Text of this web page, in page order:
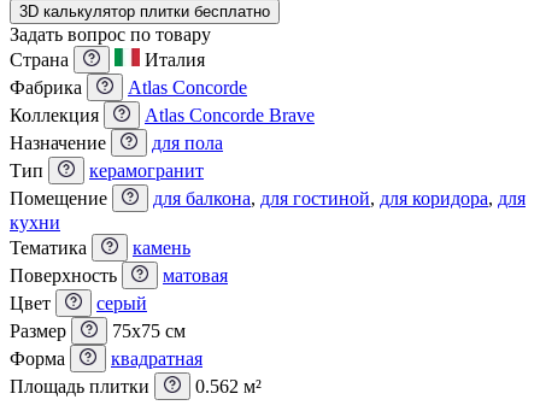
3D калькулятор плитки бесплатно
Задать вопрос по товару
Страна
Италия
Фабрика
Atlas Concorde
Коллекция
Atlas Concorde Brave
Назначение
для пола
Тип
керамогранит
Помещение
для балкона, для гостиной, для коридора, для
кухни
Тематика
камень
Поверхность
матовая
Цвет
серый
Размер
75x75 см
Форма
квадратная
Площадь плитки
0.562 м²